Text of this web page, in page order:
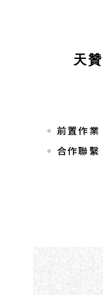
天
前置作業
合作聯繫